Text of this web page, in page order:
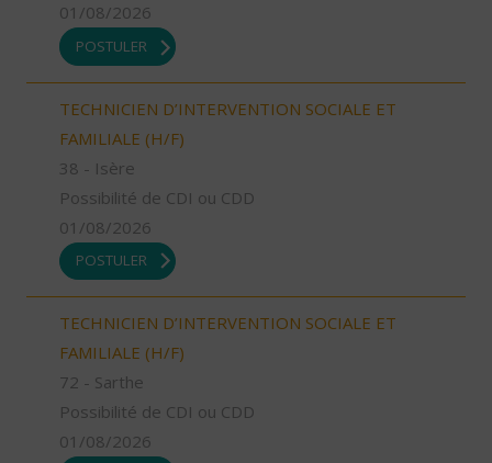
01/08/2026
POSTULER
TECHNICIEN D’INTERVENTION SOCIALE ET
FAMILIALE (H/F)
38 - Isère
Possibilité de CDI ou CDD
01/08/2026
POSTULER
TECHNICIEN D’INTERVENTION SOCIALE ET
FAMILIALE (H/F)
72 - Sarthe
Possibilité de CDI ou CDD
01/08/2026